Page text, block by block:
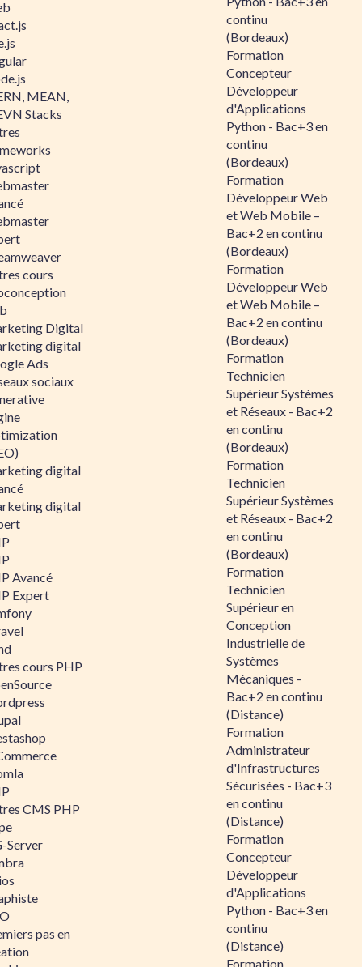
MEAN,
Stacks
cours
Digital
digital
Ads
sociaux
digital
digital
Avancé
Expert
cours PHP
CMS PHP
Server
pas en
continu
(Bordeaux)
Formation
Concepteur
Développeur
d'Applications
Python - Bac+3 en
continu
(Bordeaux)
Formation
Développeur Web
et Web Mobile –
Bac+2 en continu
(Bordeaux)
Formation
Développeur Web
et Web Mobile –
Bac+2 en continu
(Bordeaux)
Formation
Technicien
Supérieur Systèmes
et Réseaux - Bac+2
en continu
(Bordeaux)
Formation
Technicien
Supérieur Systèmes
et Réseaux - Bac+2
en continu
(Bordeaux)
Formation
Technicien
Supérieur en
Conception
Industrielle de
Systèmes
Mécaniques -
Bac+2 en continu
(Distance)
Formation
Administrateur
d'Infrastructures
Sécurisées - Bac+3
en continu
(Distance)
Formation
Concepteur
Développeur
d'Applications
Python - Bac+3 en
continu
(Distance)
Formation